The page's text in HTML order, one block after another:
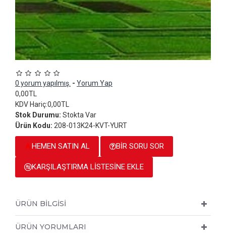
0 yorum yapılmış. - Yorum Yap
0,00TL
KDV Hariç:0,00TL
Stok Durumu: Stokta Var
Ürün Kodu: 208-013K24-KVT-YURT
HEMEN SATIN AL BIR SORU SOR
KARŞILAŞTIRMA LISTESINE EKLE
ÜRÜN BILGISI
ÜRÜN YORUMLARI